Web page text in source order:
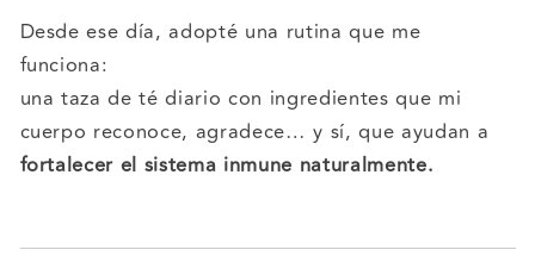
Desde ese día, adopté una rutina que me
funciona:
una taza de té diario con ingredientes que mi
cuerpo reconoce, agradece… y sí, que ayudan a
fortalecer el sistema inmune naturalmente.